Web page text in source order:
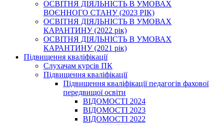
ОСВІТНЯ ДІЯЛЬНІСТЬ В УМОВАХ
ВОЄННОГО СТАНУ (2023 РІК)
ОСВІТНЯ ДІЯЛЬНІСТЬ В УМОВАХ
КАРАНТИНУ (2022 рік)
ОСВІТНЯ ДІЯЛЬНІСТЬ В УМОВАХ
КАРАНТИНУ (2021 рік)
Підвищення кваліфікації
Слухачам курсів ПК
Підвищення кваліфікації
Підвищення кваліфікації педагогів фахової
передвищої освіти
ВІДОМОСТІ 2024
ВІДОМОСТІ 2023
ВІДОМОСТІ 2022